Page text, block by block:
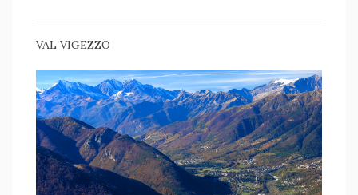
VAL VIGEZZO